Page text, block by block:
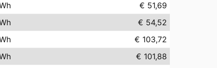
€ 51,69
€ 54,52
€ 103,72
€ 101,88